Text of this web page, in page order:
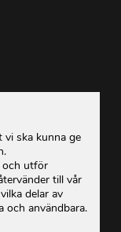
vi ska kunna ge
och utför
till vår
delar av
och användbara.